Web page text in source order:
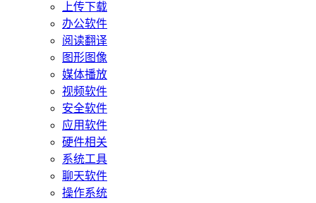
上传下载
办公软件
阅读翻译
图形图像
媒体播放
视频软件
安全软件
应用软件
硬件相关
系统工具
聊天软件
操作系统